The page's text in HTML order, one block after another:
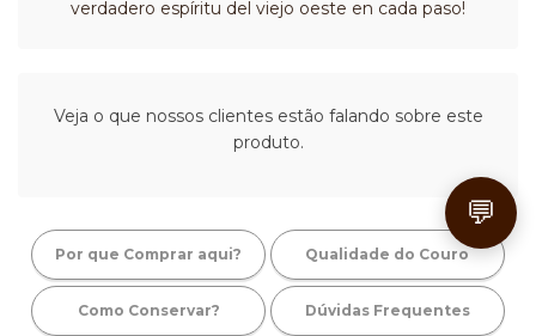
verdadero espíritu del viejo oeste en cada paso!
Veja o que nossos clientes estão falando sobre este
produto.
Por que Comprar aqui? Qualidade do Couro
Como Conservar? Dúvidas Frequentes
💬